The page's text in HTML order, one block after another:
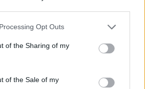
Opt Outs
of the Sharing of my
of the Sale of my
az orvostanhallgatókra az új
szóló törvény?
nagyban befolyásolná a hallgatókat abban,